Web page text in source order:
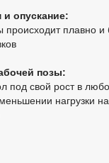
опускание:
плавно и
позы:
под свой рост в
нагрузки